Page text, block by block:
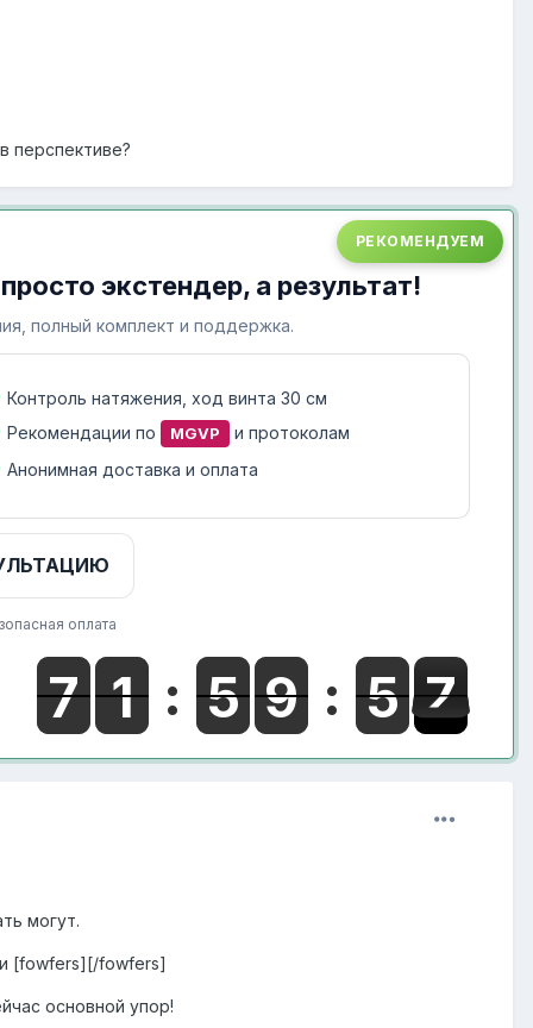
перспективе?
РЕКОМЕНДУЕМ
экстендер, а результат!
полный комплект и поддержка.
Контроль натяжения, ход винта 30 см
Рекомендации по MGVP
и протоколам
Анонимная доставка и оплата
оплата
могут.
и [fowfers][/fowfers]
основной упор!